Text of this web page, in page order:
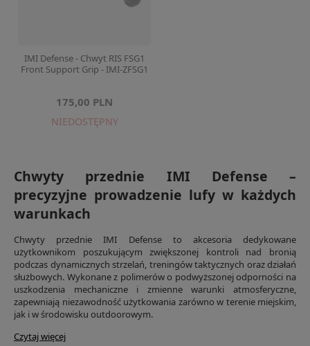
IMI Defense - Chwyt RIS FSG1
Front Support Grip - IMI-ZFSG1
175,00 PLN
NIEDOSTĘPNY
Chwyty przednie IMI Defense –
precyzyjne prowadzenie lufy w każdych
warunkach
Chwyty przednie IMI Defense to akcesoria dedykowane
użytkownikom poszukującym zwiększonej kontroli nad bronią
podczas dynamicznych strzelań, treningów taktycznych oraz działań
służbowych. Wykonane z polimerów o podwyższonej odporności na
uszkodzenia mechaniczne i zmienne warunki atmosferyczne,
zapewniają niezawodność użytkowania zarówno w terenie miejskim,
jak i w środowisku outdoorowym.
Czytaj więcej